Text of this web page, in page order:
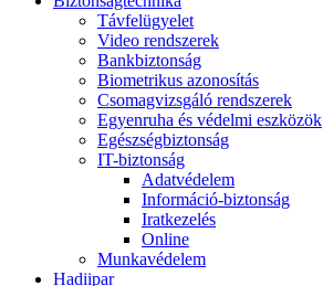
Távfelügyelet
Video rendszerek
Bankbiztonság
Biometrikus azonosítás
Csomagvizsgáló rendszerek
Egyenruha és védelmi eszközök
Egészségbiztonság
IT-biztonság
Adatvédelem
Információ-biztonság
Iratkezelés
Online
Munkavédelem
Hadiipar